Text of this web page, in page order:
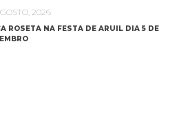
2026
ROSETA NA FESTA DE ARUIL DIA 5 DE